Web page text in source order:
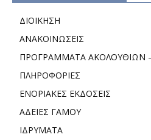
ΔΙΟΙΚΗΣΗ
ΑΝΑΚΟΙΝΩΣΕΙΣ
ΠΡΟΓΡΑΜΜΑΤΑ ΑΚΟΛΟΥΘΙΩΝ
ΠΛΗΡΟΦΟΡΙΕΣ
ΕΝΟΡΙΑΚΕΣ ΕΚΔΟΣΕΙΣ
ΑΔΕΙΕΣ ΓΑΜΟΥ
ΙΔΡΥΜΑΤΑ